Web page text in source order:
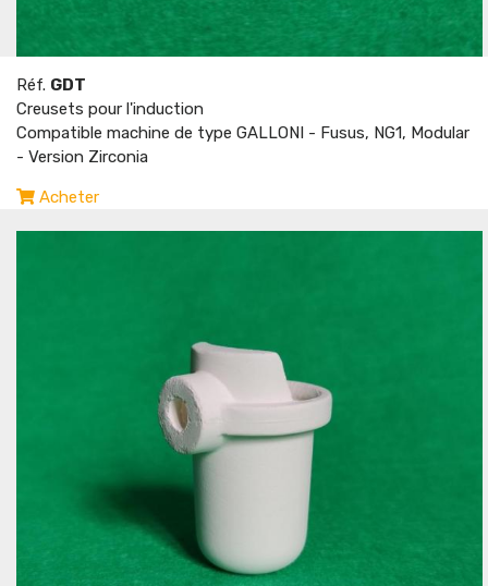
Réf. GDT
Creusets pour l'induction
Compatible machine de type GALLONI - Fusus, NG1, Modular
- Version Zirconia
Acheter